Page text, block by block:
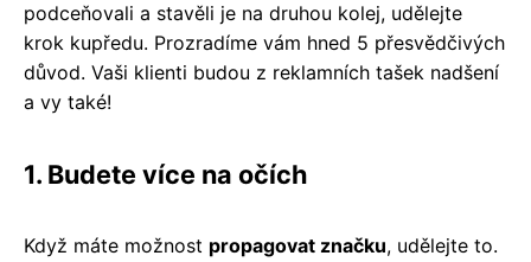
podceňovali a stavěli je na druhou kolej, udělejte
krok kupředu. Prozradíme vám hned 5 přesvědčivých
důvod. Vaši klienti budou z reklamních tašek nadšení
a vy také!
1. Budete více na očích
Když máte možnost propagovat značku, udělejte to.